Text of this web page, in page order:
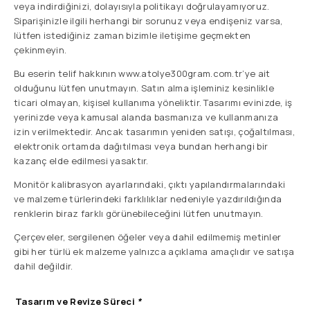
veya indirdiğinizi, dolayısıyla politikayı doğrulayamıyoruz.
Siparişinizle ilgili herhangi bir sorunuz veya endişeniz varsa,
lütfen istediğiniz zaman bizimle iletişime geçmekten
çekinmeyin.
Bu eserin telif hakkının www.atolye300gram.com.tr’ye ait
olduğunu lütfen unutmayın. Satın alma işleminiz kesinlikle
ticari olmayan, kişisel kullanıma yöneliktir. Tasarımı evinizde, iş
yerinizde veya kamusal alanda basmanıza ve kullanmanıza
izin verilmektedir. Ancak tasarımın yeniden satışı, çoğaltılması,
elektronik ortamda dağıtılması veya bundan herhangi bir
kazanç elde edilmesi yasaktır.
Monitör kalibrasyon ayarlarındaki, çıktı yapılandırmalarındaki
ve malzeme türlerindeki farklılıklar nedeniyle yazdırıldığında
renklerin biraz farklı görünebileceğini lütfen unutmayın.
Çerçeveler, sergilenen öğeler veya dahil edilmemiş metinler
gibi her türlü ek malzeme yalnızca açıklama amaçlıdır ve satışa
dahil değildir.
Tasarım ve Revize Süreci *